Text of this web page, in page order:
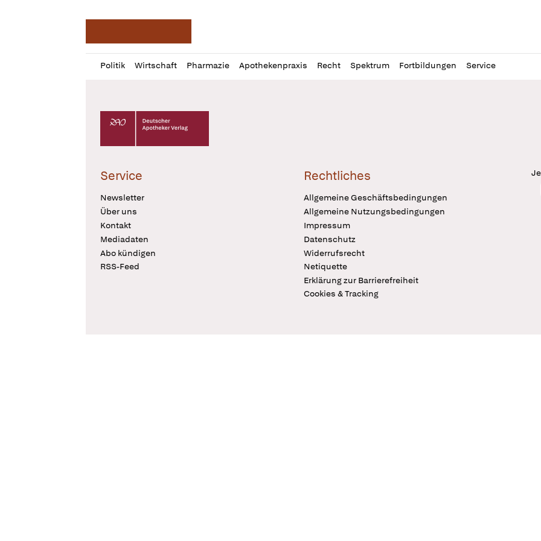
Politik Wirtschaft Pharmazie Apothekenpraxis Recht Spektrum Fortbildungen Service
Profil
öffnen
Daz
Pur
Deutscher Apotheker Verlag Logo
Service
Newsletter
Über uns
Kontakt
Mediadaten
Abo kündigen
RSS-Feed
Rechtliches
Allgemeine Geschäftsbedingungen
Allgemeine Nutzungsbedingungen
Impressum
Datenschutz
Widerrufsrecht
Netiquette
Erklärung zur Barrierefreiheit
Cookies & Tracking